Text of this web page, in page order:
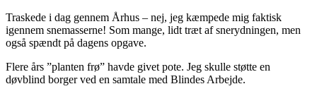
Traskede i dag gennem Århus – nej, jeg kæmpede mig faktisk
igennem snemasserne! Som mange, lidt træt af snerydningen, men
også spændt på dagens opgave.
Flere års ”planten frø” havde givet pote. Jeg skulle støtte en
døvblind borger ved en samtale med Blindes Arbejde.